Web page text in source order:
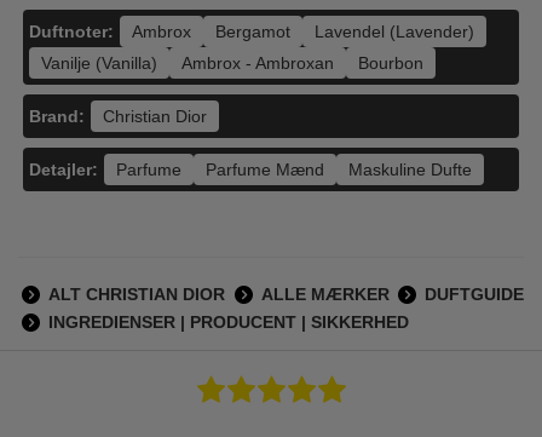
Duftnoter: Ambrox Bergamot
Lavendel (Lavender)
Vanilje (Vanilla)
Ambrox - Ambroxan Bourbon
Brand: Christian Dior
Detajler: Parfume Parfume Mænd Maskuline Dufte
ALT CHRISTIAN DIOR ALLE MÆRKER
DUFTGUIDE
INGREDIENSER | PRODUCENT | SIKKERHED